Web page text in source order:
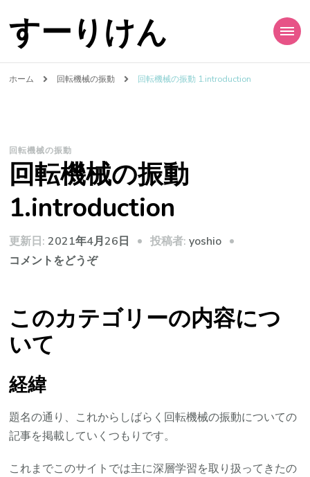
すーりけん
ホーム 回転機械の振動 回転機械の振動 1.introduction
回転機械の振動
回転機械の振動
1.introduction
更新日:2021年4月26日 投稿者:yoshio
コメントをどうぞ(回
械
このカテゴリーの内容につ
いて
経緯
題名の通り、これからしばらく回転機械の振動についての
記事を掲載していくつもりです。
これまでこのサイトでは主に深層学習を取り扱ってきたの